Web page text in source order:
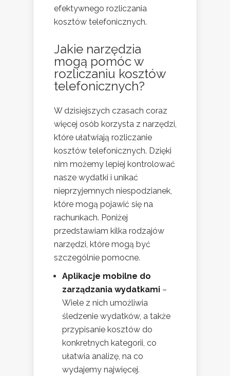
efektywnego rozliczania
kosztów telefonicznych.
Jakie narzędzia
mogą pomóc w
rozliczaniu kosztów
telefonicznych?
W dzisiejszych czasach coraz
więcej osób korzysta z narzędzi,
które ułatwiają rozliczanie
kosztów telefonicznych. Dzięki
nim możemy lepiej kontrolować
nasze wydatki i unikać
nieprzyjemnych niespodzianek,
które mogą pojawić się na
rachunkach. Poniżej
przedstawiam kilka rodzajów
narzędzi, które mogą być
szczególnie pomocne.
Aplikacje mobilne do
zarządzania wydatkami –
Wiele z nich umożliwia
śledzenie wydatków, a także
przypisanie kosztów do
konkretnych kategorii, co
ułatwia analizę, na co
wydajemy najwięcej.